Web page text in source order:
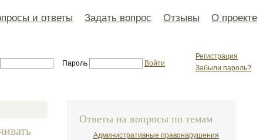
и ответы Задать вопрос Отзывы О проекте
Регистрация
Забыли пароль?
Пароль Войти
Ответы на вопросы по темам
Административные правонарушения